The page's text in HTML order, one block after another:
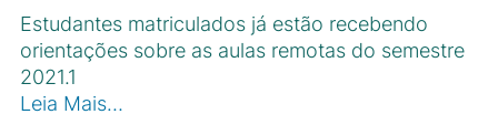
Estudantes matriculados já estão recebendo
orientações sobre as aulas remotas do semestre
2021.1
Leia Mais…